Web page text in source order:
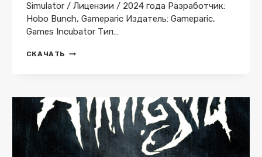
Simulator / Лицензии / 2024 года Разработчик:
Hobo Bunch, Gameparic Издатель: Gameparic,
Games Incubator Тип…
СКАЧАТЬ EL
BUILDER
V.332.1048973.FULL